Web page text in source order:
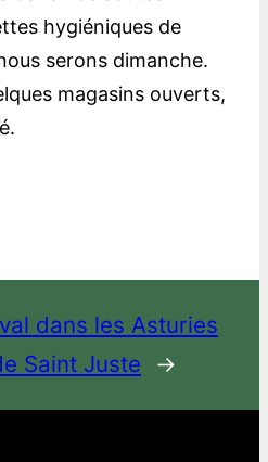
hygiéniques de
serons dimanche.
magasins ouverts,
dans les Asturies
Saint Juste
→